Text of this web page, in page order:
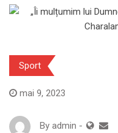
Sport
mai 9, 2023
By admin -